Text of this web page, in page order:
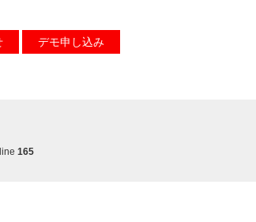
デモ申し込み
165